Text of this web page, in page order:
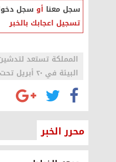
سجل معنا أو سجل
تسجيل اعجابك بالخبر
المملكة تستعد
البيئة في ٢٠ أبريل تحت شعار (بيئتنا كنز)
محرر الخبر